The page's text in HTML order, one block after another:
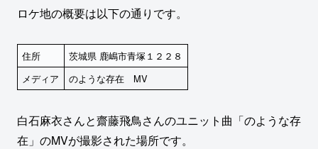
ロケ地の概要は以下の通りです。
住所
茨城県 鹿嶋市青塚１２２８
メディア
のような存在 MV
白石麻衣さんと齋藤飛鳥さんのユニット曲「のような存
在」のMVが撮影された場所です。